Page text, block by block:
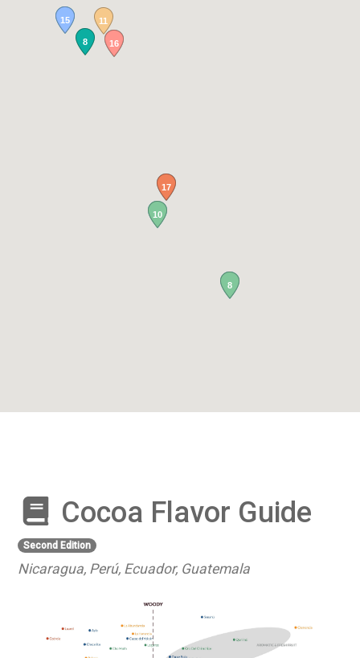
17
15
16
11
8
8
10
Cocoa Flavor Guide
Second Edition
Nicaragua, Perú, Ecuador, Guatemala